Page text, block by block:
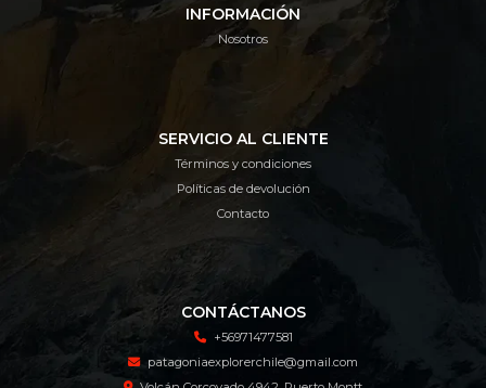
INFORMACIÓN
Nosotros
SERVICIO AL CLIENTE
Términos y condiciones
Políticas de devolución
Contacto
CONTÁCTANOS
+56971477581
patagoniaexplorerchile@gmail.com